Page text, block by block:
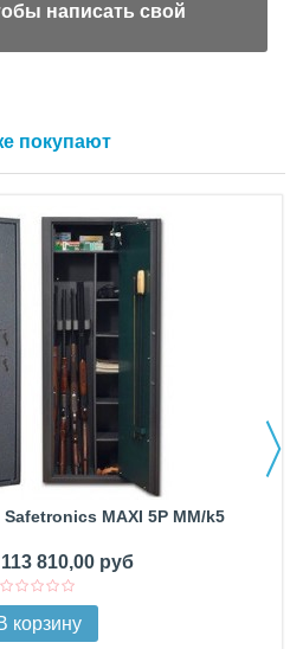
написать свой
покупают
MAXI 5P MM/k5
810,00 руб
корзину